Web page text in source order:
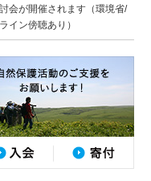
会が開催されます（環境省/
イン傍聴あり）